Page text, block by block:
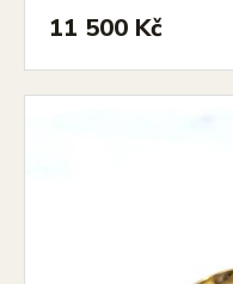
11 500 Kč